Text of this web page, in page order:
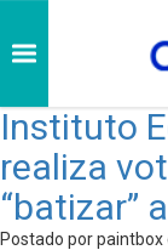
Instituto
realiza
“batizar”
Postado por